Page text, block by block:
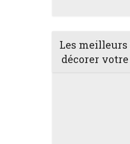
Les
décorer